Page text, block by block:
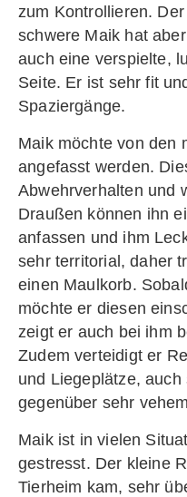
zum Kontrollieren.
schwere Maik hat
auch eine verspielte,
Seite. Er ist sehr fit
Spaziergänge.
Maik möchte von den
angefasst werden.
Abwehrverhalten und
Draußen können ihn
anfassen und ihm
sehr territorial, daher
einen Maulkorb.
möchte er diesen
zeigt er auch bei ihm
Zudem verteidigt er
und Liegeplätze,
gegenüber sehr
Maik ist in vielen
gestresst. Der kleine
Tierheim kam, sehr